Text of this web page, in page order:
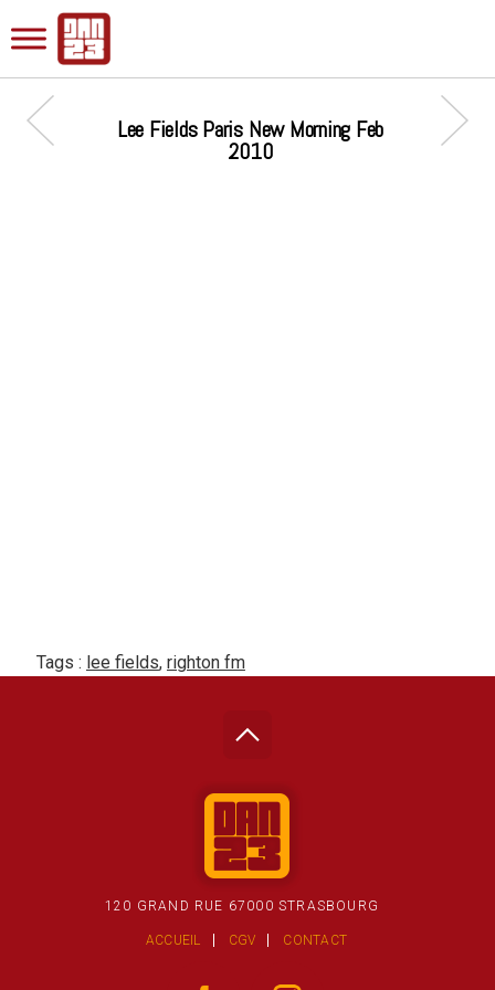
Lee Fields Paris New Morning Feb
2010
Tags : lee fields, righton fm
120 GRAND RUE 67000 STRASBOURG
ACCUEIL CGV CONTACT